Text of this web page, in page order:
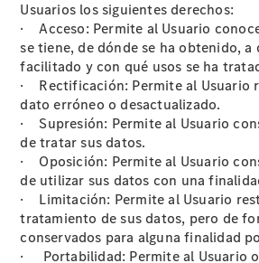
Madrid
Por qué
comprar:
Servicios y
Stock
Usuarios los siguientes derechos:
· Acceso: Permite al Usuario
se tiene, de dónde se ha obtenido, a
facilitado y con qué usos se ha
· Rectificación: Permite al Usuario
dato erróneo o desactualizado.
· Supresión: Permite al Usuario
de tratar sus datos.
· Oposición: Permite al Usuario
de utilizar sus datos con una
· Limitación: Permite al Usuario
tratamiento de sus datos, pero de
conservados para alguna finalidad
· Portabilidad: Permite al Usuario